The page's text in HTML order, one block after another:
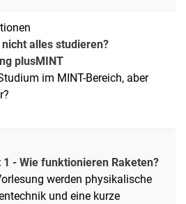
nicht alles studieren?
plusMINT
im MINT-Bereich, aber
- Wie funktionieren Raketen?
werden physikalische
und eine kurze